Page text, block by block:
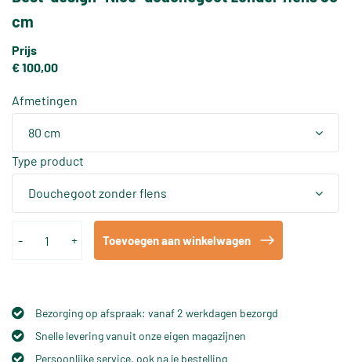
cm
Prijs
€ 100,00
Afmetingen
80 cm
Type product
Douchegoot zonder flens
- + Toevoegen aan winkelwagen
Bezorging op afspraak: vanaf 2 werkdagen bezorgd
Snelle levering vanuit onze eigen magazijnen
Persoonlijke service, ook na je bestelling